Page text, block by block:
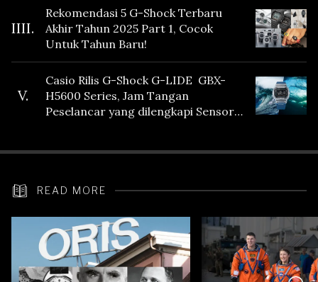
IIII.
Rekomendasi 5 G-Shock Terbaru
Akhir Tahun 2025 Part 1, Cocok
Untuk Tahun Baru!
V.
Casio Rilis G-Shock G-LIDE GBX-
H5600 Series, Jam Tangan
Peselancar yang dilengkapi Sensor
READ MORE